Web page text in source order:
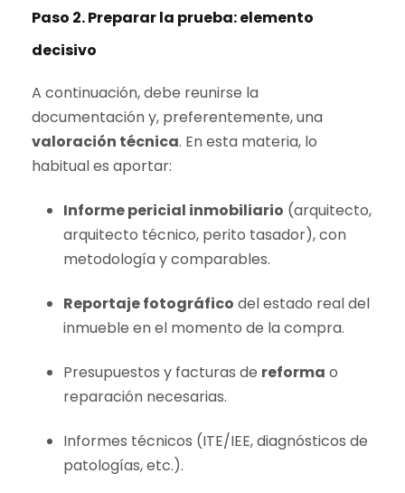
Paso 2. Preparar la prueba: elemento
decisivo
A continuación, debe reunirse la
documentación y, preferentemente, una
valoración técnica. En esta materia, lo
habitual es aportar:
Informe pericial inmobiliario (arquitecto,
arquitecto técnico, perito tasador), con
metodología y comparables.
Reportaje fotográfico del estado real del
inmueble en el momento de la compra.
Presupuestos y facturas de reforma o
reparación necesarias.
Informes técnicos (ITE/IEE, diagnósticos de
patologías, etc.).